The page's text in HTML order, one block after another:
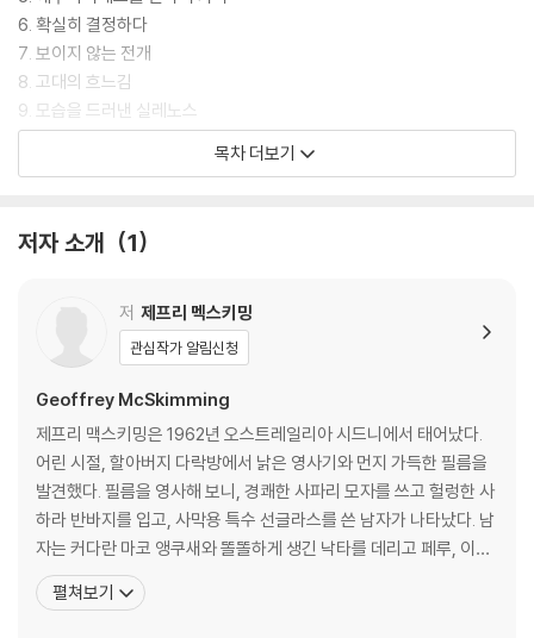
6. 확실히 결정하다
7. 보이지 않는 전개
8. 고대의 흐느김
9. 모습을 드러낸 실레노스
10. 앞으로 다가올 모든 것
14. 최신 기계
16. 황금상을 마주하다
17. 에비아드네를 쫓아……
18. 더 남아 있는 이야기
19. 가라앉은 에비아드네
20. 파크톨로스 강을 건너며
21. 행복으로 가득 찬 실레노스
옮긴이의 말
목차 더보기
저자 소개 1
저 제프리 멕스키밍
관심작가 알림신청
Geoffrey McSkimming
제프리 맥스키밍은 1962년 오스트레일리아 시드니에서 태어났다.
어린 시절, 할아버지 다락방에서 낡은 영사기와 먼지 가득한 필름을
발견했다. 필름을 영사해 보니, 경쾌한 사파리 모자를 쓰고 헐렁한 사
하라 반바지를 입고, 사막용 특수 선글라스를 쓴 남자가 나타났다. 남
자는 커다란 마코 앵쿠새와 똘똘하게 생긴 낙타를 데리고 페루, 이집
트, 그리스를 비롯한 수많은 나라를 돌아다니며 모험을 했고, 그 모험
이야기를 담은 흑백 필름은 맥스키밍을 완전히 사로잡았다. 오랜 세
펼쳐보기